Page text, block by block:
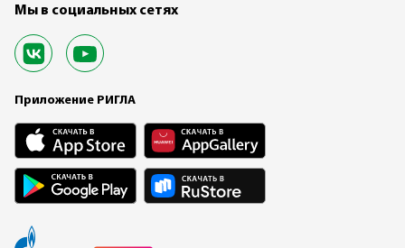
Мы в социальных сетях
Приложение РИГЛА